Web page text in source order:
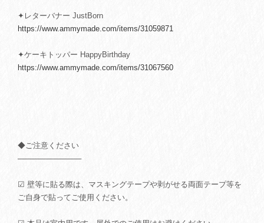
✦レターバナー JustBorn
https://www.ammymade.com/items/31059871
✦ケーキトッパー HappyBirthday
https://www.ammymade.com/items/31067560
◆ご注意ください
────────────
☑ 壁等に貼る際は、マスキングテープや剥がせる両面テープ等を
ご自身で貼ってご使用ください。